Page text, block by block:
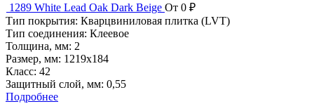
1289 White Lead Oak Dark Beige От 0 ₽
Тип покрытия: Кварцвиниловая плитка (LVT)
Тип соединения: Клеевое
Толщина, мм: 2
Размер, мм: 1219x184
Класс: 42
Защитный слой, мм: 0,55
Подробнее